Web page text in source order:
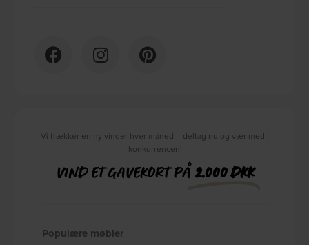
Vi trækker en ny vinder hver måned – deltag nu og vær med i
konkurrencen!
VIND ET GAVEKORT PÅ2.000 DKK
Populære møbler